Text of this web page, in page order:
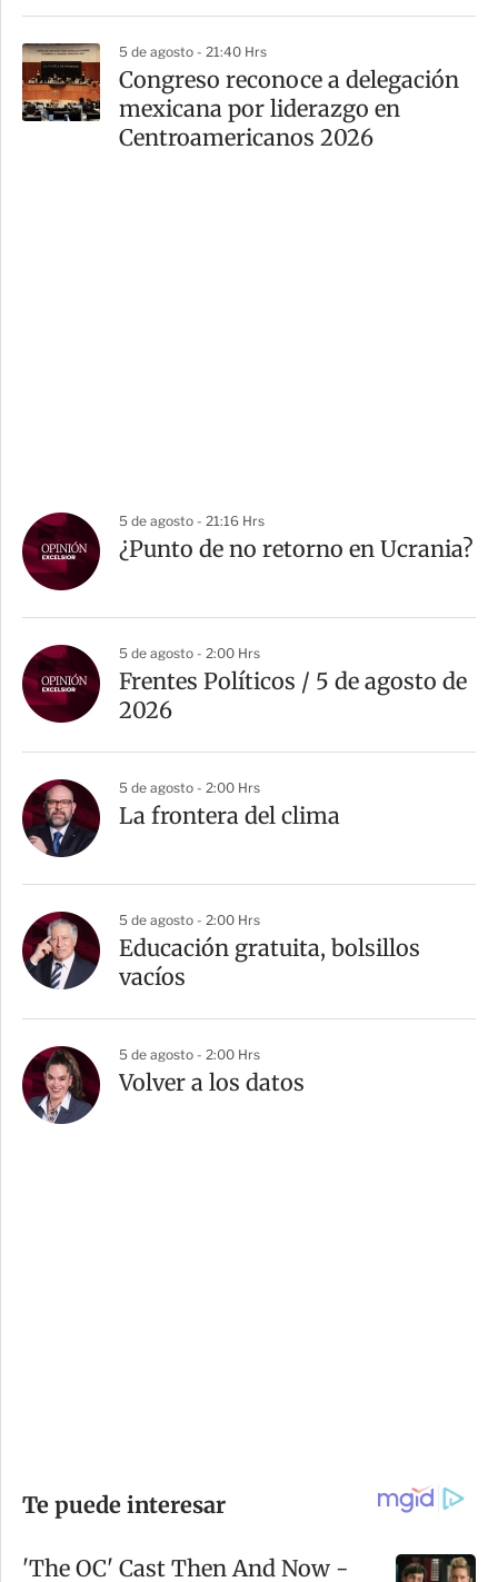
5 de agosto - 21:40 Hrs
Congreso reconoce a delegación
mexicana por liderazgo en
Centroamericanos 2026
5 de agosto - 21:16 Hrs
¿Punto de no retorno en Ucrania?
5 de agosto - 2:00 Hrs
Frentes Políticos / 5 de agosto de
2026
5 de agosto - 2:00 Hrs
La frontera del clima
5 de agosto - 2:00 Hrs
Educación gratuita, bolsillos
vacíos
5 de agosto - 2:00 Hrs
Volver a los datos